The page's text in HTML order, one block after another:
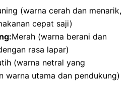
(warna cerah dan menarik,
cepat saji)
Merah (warna berani dan
rasa lapar)
(warna netral yang
warna utama dan pendukung)